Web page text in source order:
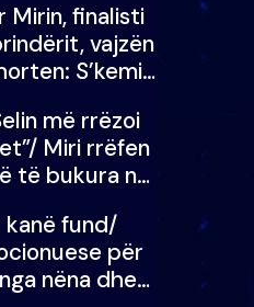
madh
Mirin, finalisti
vajzën
S’kemi
më rrëzoi
Miri rrëfen
të bukura në
mëngjesit
fund/
për
nëna dhe